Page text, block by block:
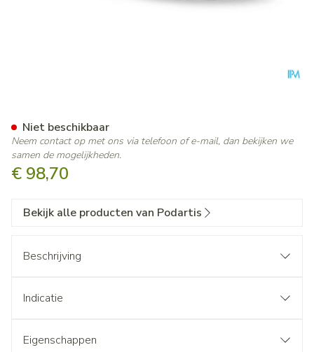
€ 98,70
Niet beschikbaar
Neem contact op met ons via telefoon of e-mail, dan bekijken we
samen de mogelijkheden.
Bekijk alle producten van Podartis
Beschrijving
Indicatie
Eigenschappen